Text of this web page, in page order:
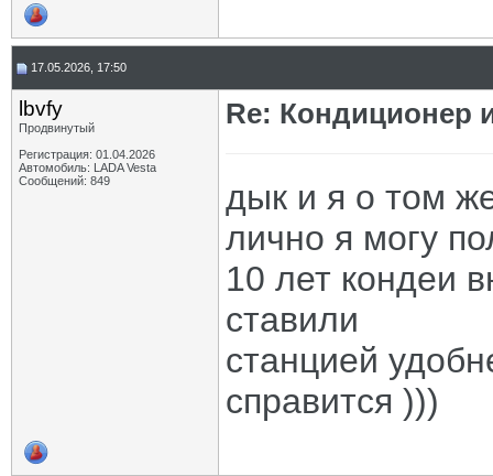
17.05.2026, 17:50
lbvfy
Продвинутый
Регистрация: 01.04.2026
Автомобиль: LADA Vesta
Сообщений: 849
Re: Кондиционер
дык и я о том
лично я могу
10 лет кондеи
ставили
станцией
справится )))